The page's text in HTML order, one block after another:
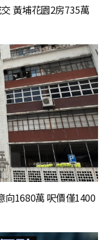
黃埔花園2房735萬
向1680萬 呎價僅1400